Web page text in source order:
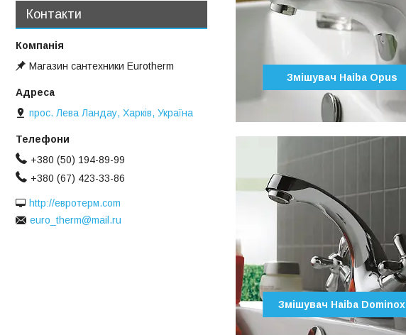
Змішувач Haiba Opus
Змішувач Haiba Dominox
Контакти
Магазин сантехники Eurotherm
прос. Лева Ландау, Харків, Україна
+380 (50) 194-89-99
+380 (67) 423-33-86
http://евротерм.com
euro_therm@mail.ru